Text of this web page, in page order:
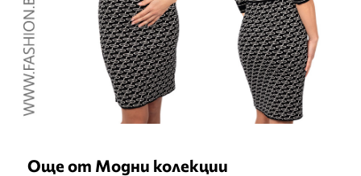
Още от Модни колекции